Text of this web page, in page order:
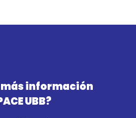
información
UBB?